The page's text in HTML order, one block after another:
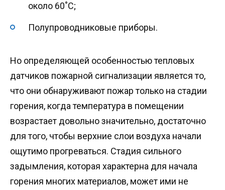
около 60˚С;
Полупроводниковые приборы.
Но определяющей особенностью тепловых
датчиков пожарной сигнализации является то,
что они обнаруживают пожар только на стадии
горения, когда температура в помещении
возрастает довольно значительно, достаточно
для того, чтобы верхние слои воздуха начали
ощутимо прогреваться. Стадия сильного
задымления, которая характерна для начала
горения многих материалов, может ими не